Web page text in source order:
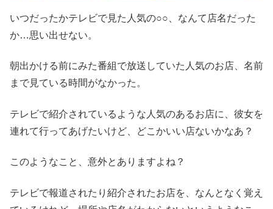
いつだったかテレビで見た人気の○○、なんて店名だった
か…思い出せない。
朝出かける前にみた番組で放送していた人気のお店、名前
まで見ている時間がなかった。
テレビで紹介されているような人気のあるお店に、彼女を
連れて行ってあげたいけど、どこかいい店ないかなあ？
このようなこと、意外とありますよね？
テレビで報道されたり紹介されたお店を、なんとなく覚え